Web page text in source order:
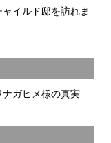
イルド邸を訪れま
ガヒメ様の真実